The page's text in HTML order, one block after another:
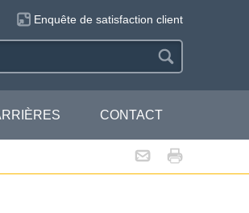
Enquête de satisfaction client
CONTACT